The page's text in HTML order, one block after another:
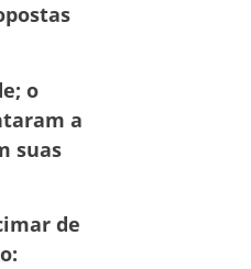
o
a
suas
de